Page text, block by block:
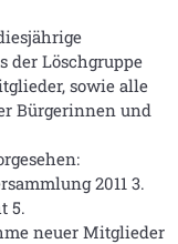
der Löschgruppe
sowie alle
Bürgerinnen und
2011 3.
5.
neuer Mitglieder